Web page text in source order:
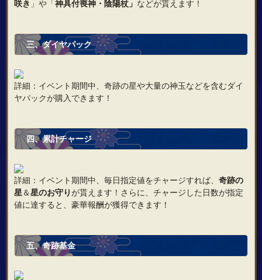
咲き 」や「神具付喪神・陰陽杖」 などが貰えます！
三、ダイヤパック
詳細：イベント期間中、奇跡の星や大量の神玉などを含むダイ
ヤパックが購入できます！
四、累計チャージ
詳細：イベント期間中、毎日指定値をチャージすれば、 奇跡の
星＆星のお守りが貰えます！さらに、チャージした日数が指定
値に達すると、豪華報酬が獲得できます！
五、奇跡基金